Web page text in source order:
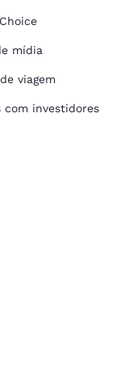
mídia
viagem
com investidores